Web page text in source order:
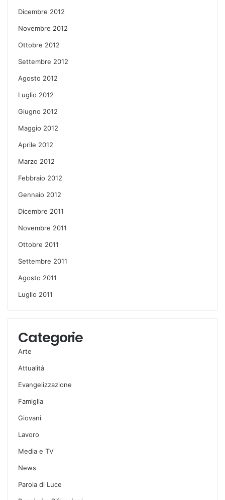
Dicembre 2012
Novembre 2012
Ottobre 2012
Settembre 2012
Agosto 2012
Luglio 2012
Giugno 2012
Maggio 2012
Aprile 2012
Marzo 2012
Febbraio 2012
Gennaio 2012
Dicembre 2011
Novembre 2011
Ottobre 2011
Settembre 2011
Agosto 2011
Luglio 2011
Categorie
Arte
Attualità
Evangelizzazione
Famiglia
Giovani
Lavoro
Media e TV
News
Parola di Luce